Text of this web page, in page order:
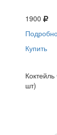
1900
Купить
шт)